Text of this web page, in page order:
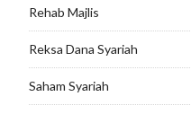
Rehab Majlis
Reksa Dana Syariah
Saham Syariah